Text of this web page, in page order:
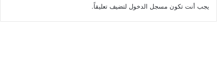
يجب أنت تكون مسجل الدخول لتضيف تعليقاً.